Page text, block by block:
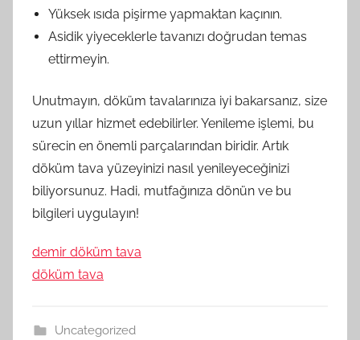
Yüksek ısıda pişirme yapmaktan kaçının.
Asidik yiyeceklerle tavanızı doğrudan temas
ettirmeyin.
Unutmayın, döküm tavalarınıza iyi bakarsanız, size
uzun yıllar hizmet edebilirler. Yenileme işlemi, bu
sürecin en önemli parçalarından biridir. Artık
döküm tava yüzeyinizi nasıl yenileyeceğinizi
biliyorsunuz. Hadi, mutfağınıza dönün ve bu
bilgileri uygulayın!
demir döküm tava
döküm tava
Uncategorized